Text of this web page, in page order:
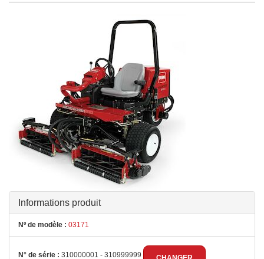
Informations produit
Nº de modèle : 03171
N° de série : 310000001 - 310999999